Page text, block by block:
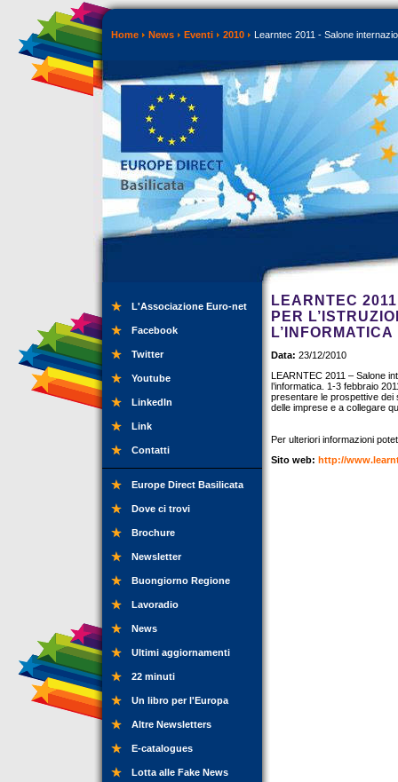
Home News Eventi 2010 Learntec 2011 - Salone
L'Associazione Euro-net
Facebook
Twitter
Youtube
LinkedIn
Link
Contatti
Europe Direct Basilicata
Dove ci trovi
Brochure
Newsletter
Buongiorno Regione
Lavoradio
News
Ultimi aggiornamenti
22 minuti
Un libro per l'Europa
Altre Newsletters
E-catalogues
Lotta alle Fake News
LEARNTEC
PER
L’INFORMATICA
Data: 23/12/2010
LEARNTEC 2011 – Salone
l’informatica. 1-3 febbraio
presentare le prospettive dei
delle imprese e a collegare
Per ulteriori informazioni
Sito web: http://